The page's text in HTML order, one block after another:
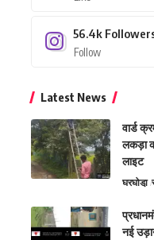
56.4k
Follow
Latest News
वार्ड
लकड़ा
लाइट
घरघोडा़
नई